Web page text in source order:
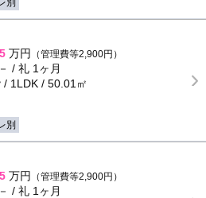
別
万円 （管理費等2,900円）
/ 礼 1ヶ月
/ 1LDK / 50.01㎡
別
万円 （管理費等2,900円）
/ 礼 1ヶ月